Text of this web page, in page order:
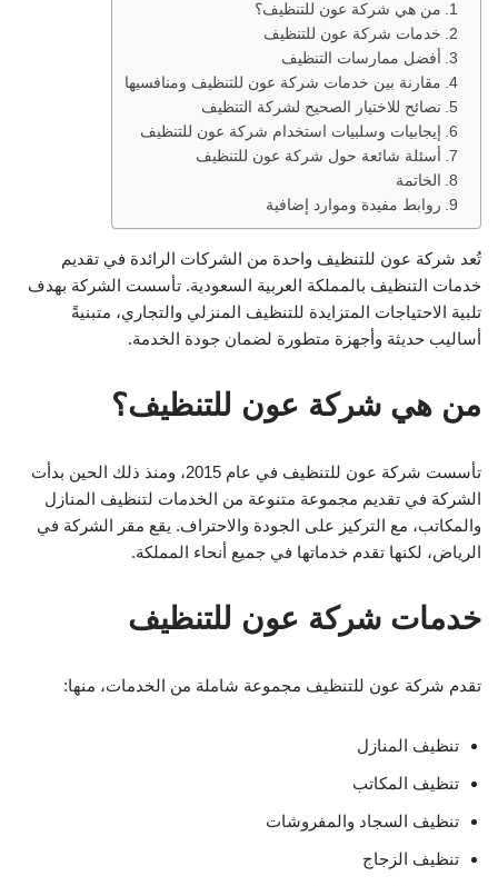
من هي شركة عون للتنظيف؟
خدمات شركة عون للتنظيف
أفضل ممارسات التنظيف
مقارنة بين خدمات شركة عون للتنظيف ومنافسيها
نصائح للاختيار الصحيح لشركة التنظيف
إيجابيات وسلبيات استخدام شركة عون للتنظيف
أسئلة شائعة حول شركة عون للتنظيف
الخاتمة
روابط مفيدة وموارد إضافية
تُعد شركة عون للتنظيف واحدة من الشركات الرائدة في تقديم
خدمات التنظيف بالمملكة العربية السعودية. تأسست الشركة بهدف
تلبية الاحتياجات المتزايدة للتنظيف المنزلي والتجاري، متبنيةً
أساليب حديثة وأجهزة متطورة لضمان جودة الخدمة.
من هي شركة عون للتنظيف؟
تأسست شركة عون للتنظيف في عام 2015، ومنذ ذلك الحين بدأت
الشركة في تقديم مجموعة متنوعة من الخدمات لتنظيف المنازل
والمكاتب، مع التركيز على الجودة والاحتراف. يقع مقر الشركة في
الرياض، لكنها تقدم خدماتها في جميع أنحاء المملكة.
خدمات شركة عون للتنظيف
تقدم شركة عون للتنظيف مجموعة شاملة من الخدمات، منها:
تنظيف المنازل
تنظيف المكاتب
تنظيف السجاد والمفروشات
تنظيف الزجاج